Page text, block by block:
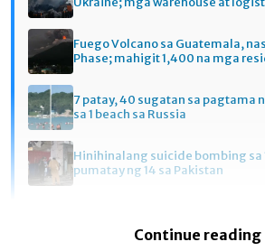
Fuego Volcano sa Guatemala,
Phase; mahigit 1,400 na mga
7 patay, 40 sugatan sa pagtama
sa 1 beach sa Russia
Hinihinalang suicide bombing sa
pumatay ng 14 sa Pakistan
Continue reading